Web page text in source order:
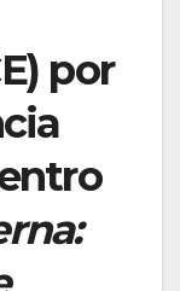
por